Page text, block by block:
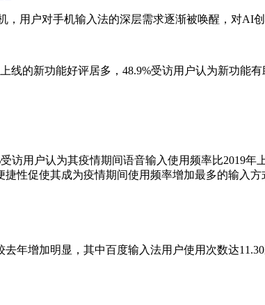
户对手机输入法的深层需求逐渐被唤醒，对AI创
的新功能好评居多，48.9%受访用户认为新功能
用户认为其疫情期间语音输入使用频率比2019年
性促使其成为疫情期间使用频率增加最多的输入方
增加明显，其中百度输入法用户使用次数达